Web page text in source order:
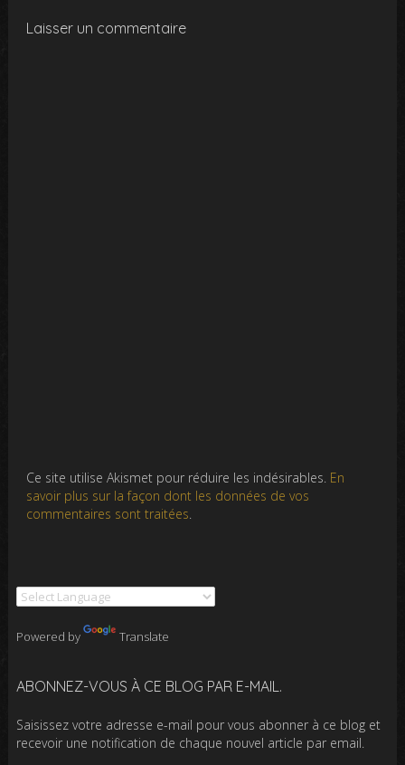
Laisser un commentaire
Ce site utilise Akismet pour réduire les indésirables. En
savoir plus sur la façon dont les données de vos
commentaires sont traitées.
Powered by Translate
ABONNEZ-VOUS À CE BLOG PAR E-MAIL.
Saisissez votre adresse e-mail pour vous abonner à ce blog et
recevoir une notification de chaque nouvel article par email.